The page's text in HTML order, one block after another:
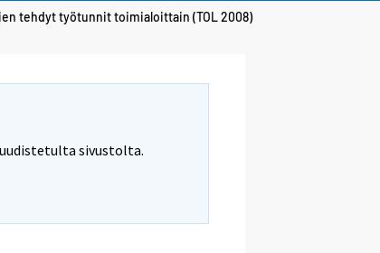
tehdyt työtunnit toimialoittain (TOL 2008)
sivustolta.